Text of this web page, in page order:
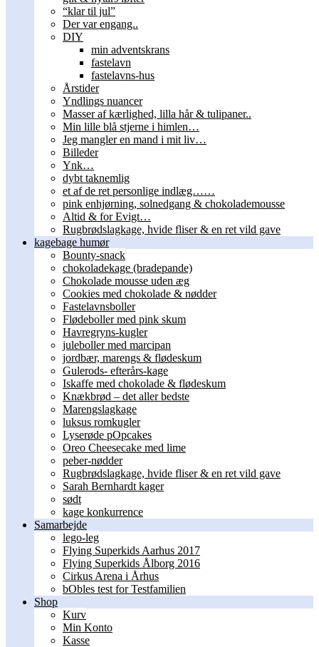
“klar til jul”
Der var engang..
DIY
min adventskrans
fastelavn
fastelavns-hus
Årstider
Yndlings nuancer
Masser af kærlighed, lilla hår & tulipaner..
Min lille blå stjerne i himlen…
Jeg mangler en mand i mit liv…
Billeder
Ynk…
dybt taknemlig
et af de ret personlige indlæg……
pink enhjørning, solnedgang & chokolademousse
Altid & for Evigt…
Rugbrødslagkage, hvide fliser & en ret vild gave
kagebage humør
Bounty-snack
chokoladekage (bradepande)
Chokolade mousse uden æg
Cookies med chokolade & nødder
Fastelavnsboller
Flødeboller med pink skum
Havregryns-kugler
juleboller med marcipan
jordbær, marengs & flødeskum
Gulerods- efterårs-kage
Iskaffe med chokolade & flødeskum
Knækbrød – det aller bedste
Marengslagkage
luksus romkugler
Lyserøde pOpcakes
Oreo Cheesecake med lime
peber-nødder
Rugbrødslagkage, hvide fliser & en ret vild gave
Sarah Bernhardt kager
sødt
kage konkurrence
Samarbejde
lego-leg
Flying Superkids Aarhus 2017
Flying Superkids Ålborg 2016
Cirkus Arena i Århus
bObles test for Testfamilien
Shop
Kurv
Min Konto
Kasse